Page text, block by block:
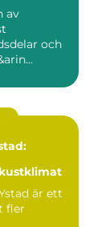
av
och
är ett
fler